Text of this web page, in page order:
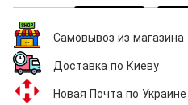
Самовывоз из магазина
Доставка по Киеву
Новая Почта по Украине